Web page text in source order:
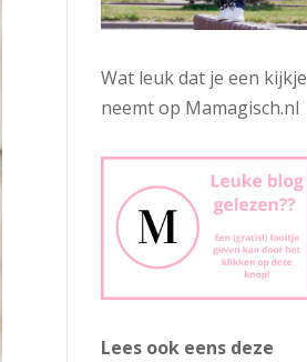
Wat leuk dat je een kijkje
neemt op Mamagisch.nl
Lees ook eens deze